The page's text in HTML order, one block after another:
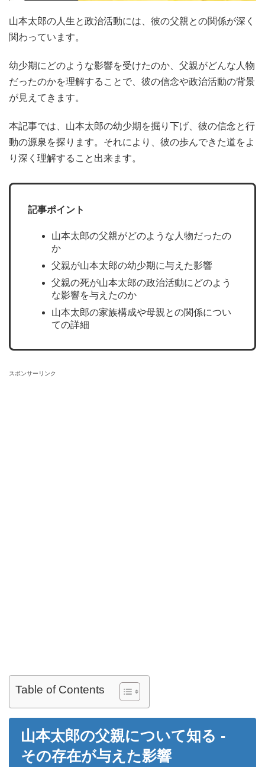
山本太郎の人生と政治活動には、彼の父親との関係が深く
関わっています。
幼少期にどのような影響を受けたのか、父親がどんな人物
だったのかを理解することで、彼の信念や政治活動の背景
が見えてきます。
本記事では、山本太郎の幼少期を掘り下げ、彼の信念と行
動の源泉を探ります。それにより、彼の歩んできた道をよ
り深く理解すること出来ます。
記事ポイント
山本太郎の父親がどのような人物だったの
か
父親が山本太郎の幼少期に与えた影響
父親の死が山本太郎の政治活動にどのよう
な影響を与えたのか
山本太郎の家族構成や母親との関係につい
ての詳細
スポンサーリンク
Table of Contents
山本太郎の父親について知る -
その存在が与えた影響